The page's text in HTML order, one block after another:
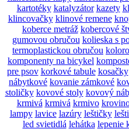
kartotéky katalyzátor kazety
klincovačky klinové remene
koberce metráž kobercové
gumovou obručou kolieska s
termoplastickou obručou
komponenty na bicykel
pre psov korkové tabule kosačky
nábytkové kovanie zámkové
stoličky kovové stoly kovový
krmivá krmivá krmivo
lampy lavice lazúry leštičky
led svietidlá lehátka lepenie